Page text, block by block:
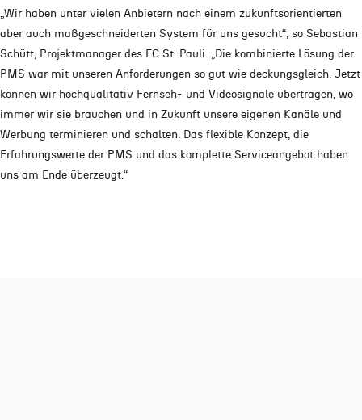
„Wir haben unter vielen Anbietern nach einem zukunftsorientierten
aber auch maßgeschneiderten System für uns gesucht“, so Sebastian
Schütt, Projektmanager des FC St. Pauli. „Die kombinierte Lösung der
PMS war mit unseren Anforderungen so gut wie deckungsgleich. Jetzt
können wir hochqualitativ Fernseh- und Videosignale übertragen, wo
immer wir sie brauchen und in Zukunft unsere eigenen Kanäle und
Werbung terminieren und schalten. Das flexible Konzept, die
Erfahrungswerte der PMS und das komplette Serviceangebot haben
uns am Ende überzeugt.“